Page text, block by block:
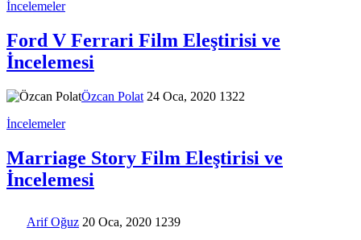
İncelemeler
Ford V Ferrari Film Eleştirisi ve
İncelemesi
Özcan Polat 24 Oca, 2020 1322
İncelemeler
Marriage Story Film Eleştirisi ve
İncelemesi
Arif Oğuz 20 Oca, 2020 1239